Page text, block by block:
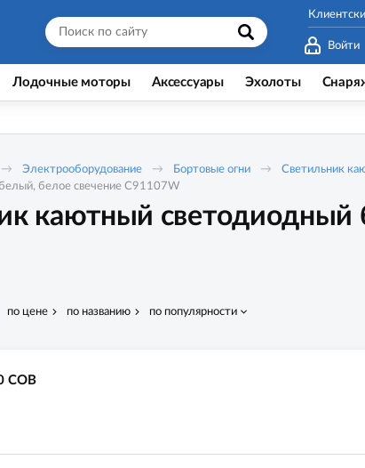
Войти
Лодочные моторы Аксессуары Эхолоты
Электрооборудование Бортовые огни
Светильник
белое свечение C91107W
каютный светодиодный
по цене по названию по популярности
COB